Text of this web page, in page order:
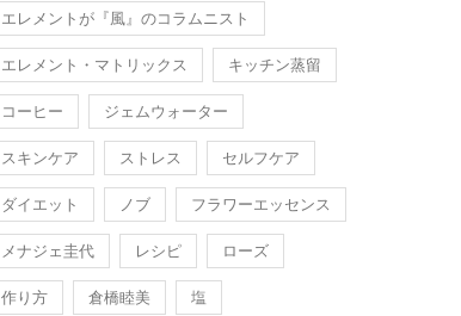
エレメントが『風』のコラムニスト
エレメント・マトリックス キッチン蒸留
コーヒー ジェムウォーター
スキンケア ストレス セルフケア
ダイエット ノブ フラワーエッセンス
メナジェ圭代 レシピ ローズ
作り方 倉橋睦美 塩